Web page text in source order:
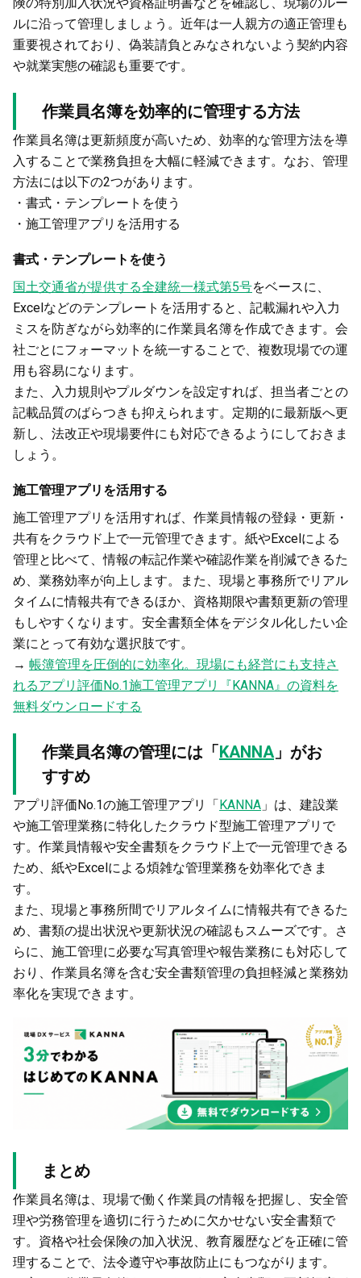
ルに沿って管理しましょう。近年は一人親方の適正管理も
重要視されており、偽装請負とみなされないよう契約内容
や就業実態の確認も重要です。
作業員名簿を効率的に管理する方法
作業員名簿は更新頻度が高いため、効率的な管理方法を導
入することで業務負担を大幅に軽減できます。なお、管理
方法には以下の2つがあります。
・書式・テンプレートを使う
・施工管理アプリを活用する
書式・テンプレートを使う
国土交通省が提供する全建統一様式第5号をベースに、
Excelなどのテンプレートを活用すると、記載漏れや入力
ミスを防ぎながら効率的に作業員名簿を作成できます。会
社ごとにフォーマットを統一することで、複数現場での運
用も容易になります。
また、入力規則やプルダウンを設定すれば、担当者ごとの
記載品質のばらつきも抑えられます。定期的に最新版へ更
新し、法改正や現場要件にも対応できるようにしておきま
しょう。
施工管理アプリを活用する
施工管理アプリを活用すれば、作業員情報の登録・更新・
共有をクラウド上で一元管理できます。紙やExcelによる
管理と比べて、情報の転記作業や確認作業を削減できるた
め、業務効率が向上します。また、現場と事務所でリアル
タイムに情報共有できるほか、資格期限や書類更新の管理
もしやすくなります。安全書類全体をデジタル化したい企
業にとって有効な選択肢です。
→ 帳簿管理を圧倒的に効率化。現場にも経営にも支持さ
れるアプリ評価No.1施工管理アプリ『KANNA』の資料を
無料ダウンロードする
作業員名簿の管理には「KANNA」がお
すすめ
アプリ評価No.1の施工管理アプリ「KANNA 」は、建設業
や施工管理業務に特化したクラウド型施工管理アプリで
す。作業員情報や安全書類をクラウド上で一元管理できる
ため、紙やExcelによる煩雑な管理業務を効率化できま
す。
また、現場と事務所間でリアルタイムに情報共有できるた
め、書類の提出状況や更新状況の確認もスムーズです。さ
らに、施工管理に必要な写真管理や報告業務にも対応して
おり、作業員名簿を含む安全書類管理の負担軽減と業務効
率化を実現できます。
まとめ
作業員名簿は、現場で働く作業員の情報を把握し、安全管
理や労務管理を適切に行うために欠かせない安全書類で
す。資格や社会保険の加入状況、教育履歴などを正確に管
理することで、法令遵守や事故防止にもつながります。